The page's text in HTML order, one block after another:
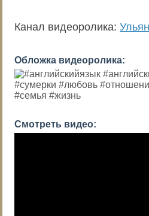
Канал видеоролика:
Обложка видеоролика:
Смотреть видео: